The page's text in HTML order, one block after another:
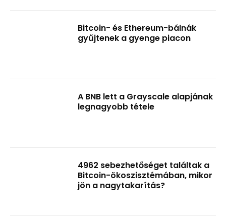
Bitcoin- és Ethereum-bálnák
gyűjtenek a gyenge piacon
A BNB lett a Grayscale alapjának
legnagyobb tétele
4962 sebezhetőséget találtak a
Bitcoin-ökoszisztémában, mikor
jön a nagytakarítás?